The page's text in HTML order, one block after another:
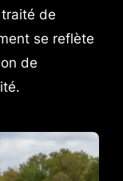
traité de
se reflète
de